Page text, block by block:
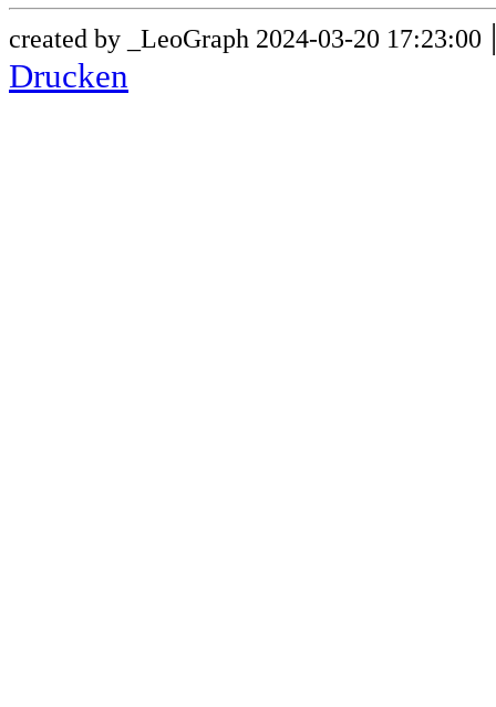
created by _LeoGraph 2024-03-20 17:23:00
Drucken